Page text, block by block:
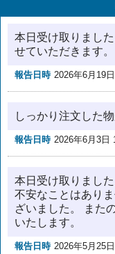
本日受け取りまし
せていただきます。
報告日時 2026年6月19
しっかり注文した
報告日時 2026年6月3日
本日受け取りまし
不安なことはあり
ざいました。 また
いたします。
報告日時 2026年5月25